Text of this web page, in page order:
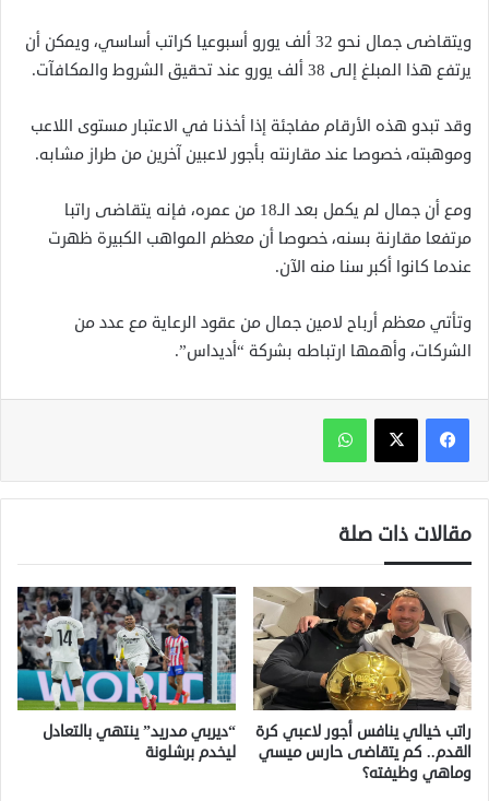
ويتقاضى جمال نحو 32 ألف يورو أسبوعيا كراتب أساسي، ويمكن أن
يرتفع هذا المبلغ إلى 38 ألف يورو عند تحقيق الشروط والمكافآت.
وقد تبدو هذه الأرقام مفاجئة إذا أخذنا في الاعتبار مستوى اللاعب
وموهبته، خصوصا عند مقارنته بأجور لاعبين آخرين من طراز مشابه.
ومع أن جمال لم يكمل بعد الـ18 من عمره، فإنه يتقاضى راتبا
مرتفعا مقارنة بسنه، خصوصا أن معظم المواهب الكبيرة ظهرت
عندما كانوا أكبر سنا منه الآن.
وتأتي معظم أرباح لامين جمال من عقود الرعاية مع عدد من
الشركات، وأهمها ارتباطه بشركة “أديداس”.
واتساب
مقالات ذات صلة
راتب خيالي ينافس أجور لاعبي كرة
القدم.. كم يتقاضى حارس ميسي
وماهي وظيفته؟
“ديربي مدريد” ينتهي بالتعادل
ليخدم برشلونة